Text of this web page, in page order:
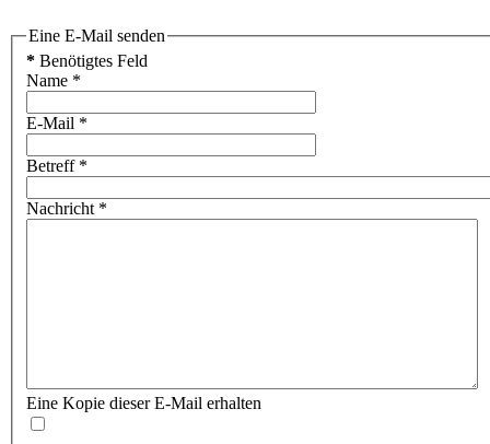
Eine E-Mail senden
* Benötigtes Feld
Name *
E-Mail *
Betreff*
Nachricht *
Eine Kopie dieser E-Mail erhalten